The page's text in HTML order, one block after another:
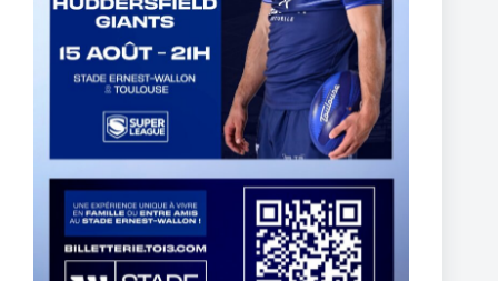
The End of Reubenn Rennie’s Olympian Journey
6 août 2026